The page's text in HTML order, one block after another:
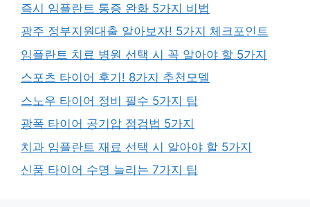
즉시 임플란트 통증 완화 5가지 비법
광주 정부지원대출 알아보자! 5가지 체크포인트
임플란트 치료 병원 선택 시 꼭 알아야 할 5가지
스포츠 타이어 후기! 8가지 추천모델
스노우 타이어 정비 필수 5가지 팁
광폭 타이어 공기압 점검법 5가지
치과 임플란트 재료 선택 시 알아야 할 5가지
신품 타이어 수명 늘리는 7가지 팁